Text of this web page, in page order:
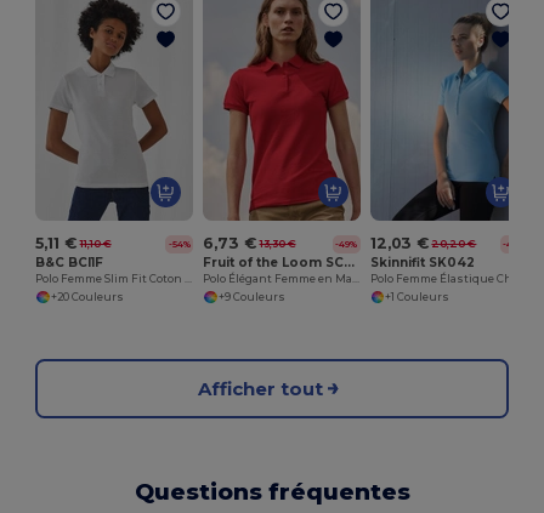
5,11 € 11,10 € -54%
B&C BCI1F
Polo Femme Slim Fit Coton B&C
+20 Couleurs
6,73 € 13,30 € -49%
Fruit of the Loom SC281
Polo Élégant Femme en Maille Piquée
+9 Couleurs
12,03 € 20,20 € -40%
Skinnifit SK042
+1 Couleurs
Afficher tout
Questions fréquentes